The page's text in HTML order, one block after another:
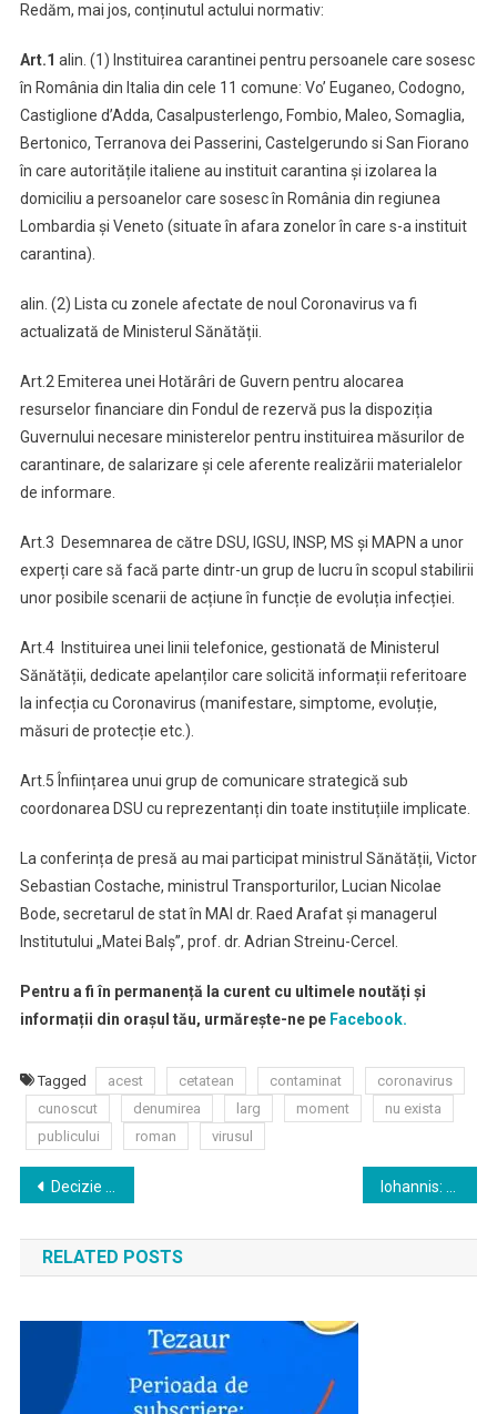
Redăm, mai jos, conținutul actului normativ:
Art.1 alin. (1) Instituirea carantinei pentru persoanele care sosesc
în România din Italia din cele 11 comune: Vo’ Euganeo, Codogno,
Castiglione d’Adda, Casalpusterlengo, Fombio, Maleo, Somaglia,
Bertonico, Terranova dei Passerini, Castelgerundo si San Fiorano
în care autoritățile italiene au instituit carantina și izolarea la
domiciliu a persoanelor care sosesc în România din regiunea
Lombardia și Veneto (situate în afara zonelor în care s-a instituit
carantina).
alin. (2) Lista cu zonele afectate de noul Coronavirus va fi
actualizată de Ministerul Sănătății.
Art.2 Emiterea unei Hotărâri de Guvern pentru alocarea
resurselor financiare din Fondul de rezervă pus la dispoziția
Guvernului necesare ministerelor pentru instituirea măsurilor de
carantinare, de salarizare și cele aferente realizării materialelor
de informare.
Art.3 Desemnarea de către DSU, IGSU, INSP, MS și MAPN a unor
experți care să facă parte dintr-un grup de lucru în scopul stabilirii
unor posibile scenarii de acțiune în funcție de evoluția infecției.
Art.4 Instituirea unei linii telefonice, gestionată de Ministerul
Sănătății, dedicate apelanților care solicită informații referitoare
la infecția cu Coronavirus (manifestare, simptome, evoluție,
măsuri de protecție etc.).
Art.5 Înființarea unui grup de comunicare strategică sub
coordonarea DSU cu reprezentanți din toate instituțiile implicate.
La conferința de presă au mai participat ministrul Sănătății, Victor
Sebastian Costache, ministrul Transporturilor, Lucian Nicolae
Bode, secretarul de stat în MAI dr. Raed Arafat și managerul
Institutului „Matei Balş”, prof. dr. Adrian Streinu-Cercel.
Pentru a fi în permanență la curent cu ultimele noutăți și
informații din orașul tău, urmărește-ne peFacebook.
Tagged acest cetatean contaminat
coronavirus
cunoscut
denumirea larg moment
nu exista
publicului
roman virusul
Navigare
în
articole
Decizie CCR: Există conflict între Președinție și Parlament – desemnarea lui Orban este neconstituțională. K. Iohannis va fi obligat să nominalizeze un premier care va putea strânge o majoritate
RELATED POSTS